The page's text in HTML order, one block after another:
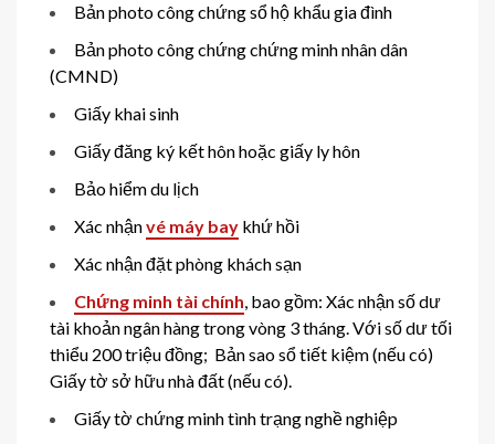
Bản photo công chứng sổ hộ khẩu gia đình
Bản photo công chứng chứng minh nhân dân
(CMND)
Giấy khai sinh
Giấy đăng ký kết hôn hoặc giấy ly hôn
Bảo hiểm du lịch
Xác nhậnvé máy bay khứ hồi
Xác nhận đặt phòng khách sạn
Chứng minh tài chính, bao gồm: Xác nhận số dư
tài khoản ngân hàng trong vòng 3 tháng. Với số dư tối
thiểu 200 triệu đồng; Bản sao sổ tiết kiệm (nếu có)
Giấy tờ sở hữu nhà đất (nếu có).
Giấy tờ chứng minh tình trạng nghề nghiệp